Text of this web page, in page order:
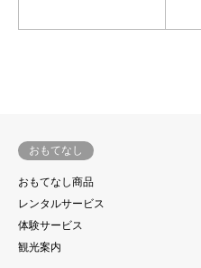
おもてなし
おもてなし商品
レンタルサービス
体験サービス
観光案内